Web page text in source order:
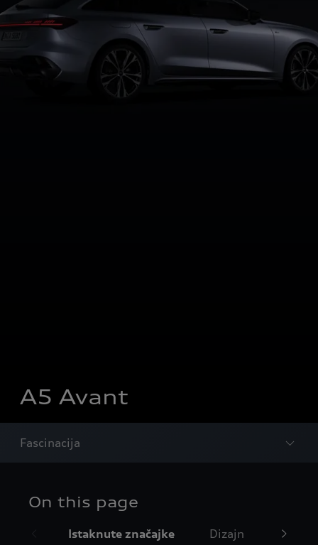
A5 Avant
Fascinacija
On this page
Istaknute značajke Dizajn